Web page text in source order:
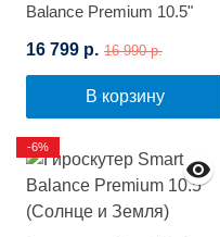
Balance Premium 10.5"
16 799 р. 16 990 р.
В корзину
-6%